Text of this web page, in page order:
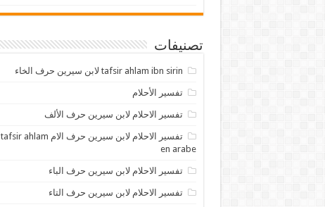
تصنيفات
tafsir ahlam ibn sirin لابن سيرين حرف الخاء
تفسير الأحلام
تفسير الاحلام لابن سيرين حرف الألف
تفسير الاحلام لابن سيرين حرف الام tafsir ahlam
en arabe
تفسير الاحلام لابن سيرين حرف الباء
تفسير الاحلام لابن سيرين حرف التاء